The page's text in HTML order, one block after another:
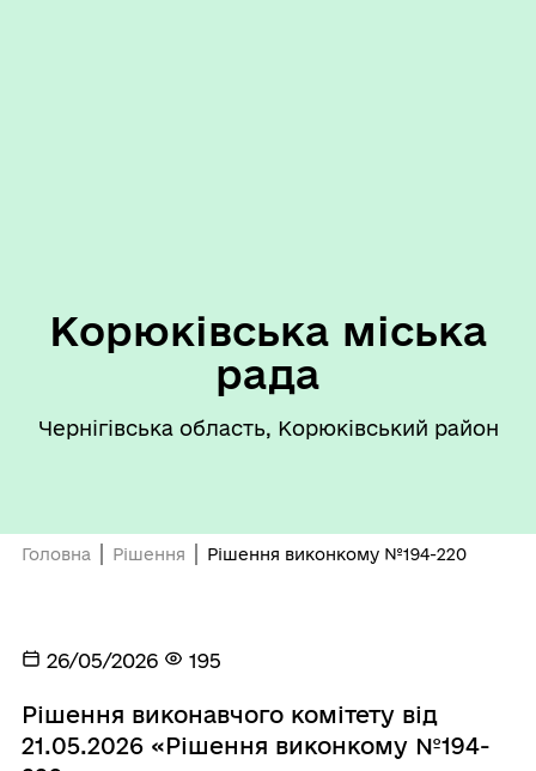
Корюківська міська
рада
Чернігівська область, Корюківський район
Головна Рішення Рішення виконкому №194-220
26/05/2026 195
Рішення виконавчого комітету від
21.05.2026 «Рішення виконкому №194-